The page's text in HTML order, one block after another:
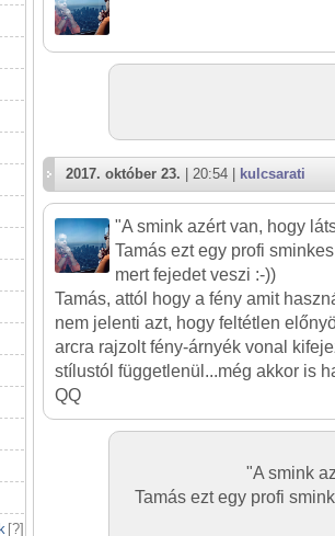
[?]
2017. október 23. | 20:54 | kulcsarati
"A smink azért van, hogy
Tamás ezt egy profi
mert fejedet veszi :-))
Tamás, attól hogy a fény amit
nem jelenti azt, hogy feltétlen
arcra rajzolt fény-árnyék vonal
stílustól függetlenül...még akkor is
QQ
"A smink
Tamás ezt egy profi